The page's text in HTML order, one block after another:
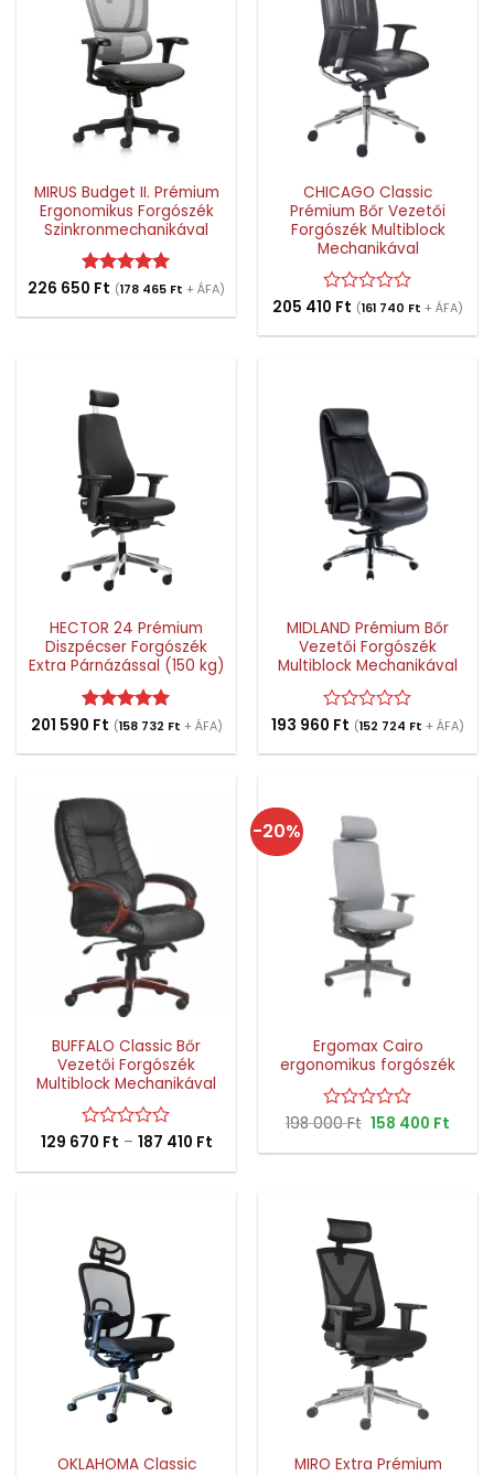
MIRUS Budget II. Prémium
Ergonomikus Forgószék
Szinkronmechanikával
Értékelés:5
226 650 Ft (178 465 Ft + ÁFA)
CHICAGO Classic
Prémium Bőr Vezetői
Forgószék Multiblock
Mechanikával
Értékelés:
/
205 410 Ft (161 740 Ft + ÁFA)
HECTOR 24 Prémium
Diszpécser Forgószék
Extra Párnázással (150 kg)
Értékelés:5
201 590 Ft (158 732 Ft + ÁFA)
MIDLAND Prémium Bőr
Vezetői Forgószék
Multiblock Mechanikával
Értékelés:
/
193 960 Ft (152 724 Ft + ÁFA)
BUFFALO Classic Bőr
Vezetői Forgószék
Multiblock Mechanikával
Értékelés:
/
129 670 Ft – 187 410 FtÁrtartomány:
670 Ft
-20%
Ergomax Cairo
ergonomikus forgószék
Értékelés:
/
198 000Ft Original
was:
158 400 Ft
is:
OKLAHOMA Classic
MIRO Extra Prémium